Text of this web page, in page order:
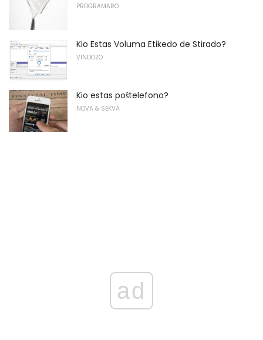
PROGRAMARO
Kio Estas Voluma Etikedo de Stirado?
VINDOZO
Kio estas poŝtelefono?
NOVA & SEKVA
ad